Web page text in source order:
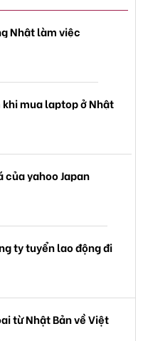
Nhật làm việc
khi mua laptop ở Nhật
của yahoo Japan
ty tuyển lao động đi
từ Nhật Bản về Việt